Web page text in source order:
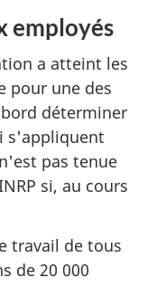
employés
a atteint les
pour une des
déterminer
s'appliquent
pas tenue
si, au cours
travail de tous
de 20 000